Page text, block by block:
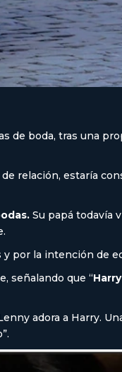
de boda, tras una
relación, estaría
Su papá todavía
por la intención de
señalando que “
adora a Harry.